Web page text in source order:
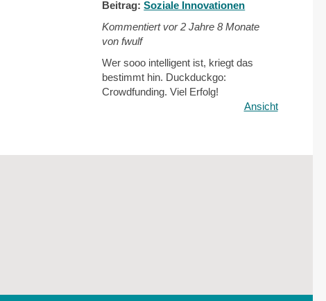
Beitrag:Soziale Innovationen
Kommentiert vor2 Jahre 8 Monate
von fwulf
Wer sooo intelligent ist, kriegt das
bestimmt hin. Duckduckgo:
Crowdfunding. Viel Erfolg!
Ansicht